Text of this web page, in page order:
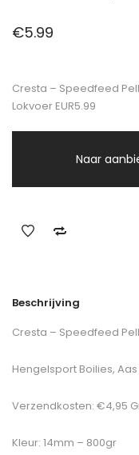
€5.99
Cresta – Speedfeed
Lokvoer EUR5.99
Naar
Beschrijving
Cresta – Speedfeed
Hengelsport Boilies,
Verzendkosten: €4,95
Kleur: 14mm – 800gr